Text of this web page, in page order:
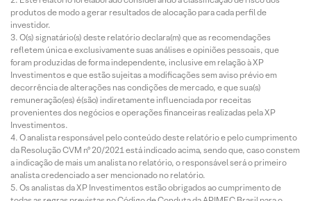
produtos de modo a gerar resultados de alocação para cada perfil de
investidor.
O(s) signatário(s) deste relatório declara(m) que as recomendações
refletem única e exclusivamente suas análises e opiniões pessoais, que
foram produzidas de forma independente, inclusive em relação à XP
Investimentos e que estão sujeitas a modificações sem aviso prévio em
decorrência de alterações nas condições de mercado, e que sua(s)
remuneração(es) é(são) indiretamente influenciada por receitas
provenientes dos negócios e operações financeiras realizadas pela XP
Investimentos.
O analista responsável pelo conteúdo deste relatório e pelo cumprimento
da Resolução CVM nº 20/2021 está indicado acima, sendo que, caso constem
a indicação de mais um analista no relatório, o responsável será o primeiro
analista credenciado a ser mencionado no relatório.
Os analistas da XP Investimentos estão obrigados ao cumprimento de